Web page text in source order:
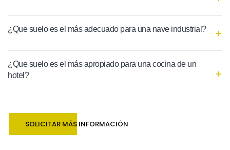
¿Que suelo es el más adecuado para una nave industrial?
¿Que suelo es el más apropiado para una cocina de un
hotel?
SOLICITAR MÁS INFORMACIÓN